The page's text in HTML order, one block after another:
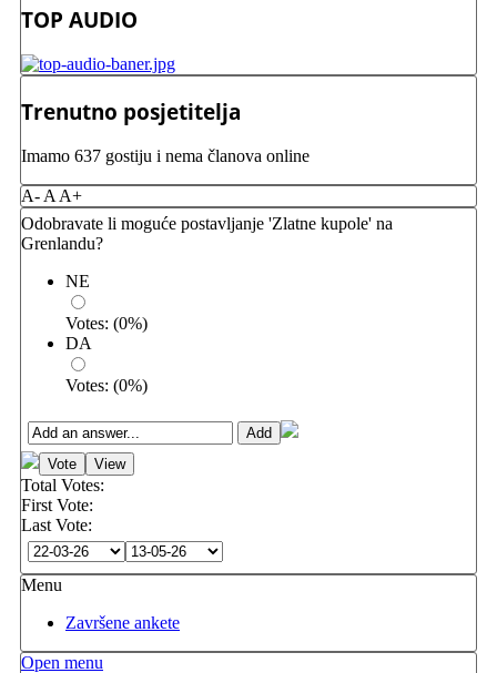
TOP AUDIO
Trenutno posjetitelja
Imamo 637 gostiju i nema članova online
A- A A+
Odobravate li moguće postavljanje 'Zlatne kupole' na
Grenlandu?
NE
Votes: (0%)
DA
Votes: (0%)
Total Votes:
First Vote:
Last Vote:
Menu
Završene ankete
Open menu